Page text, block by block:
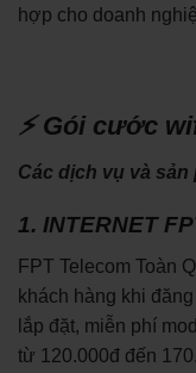
hợp cho doanh
⚡ Gói cước
Các dịch vụ và sản
1. INTERNET
FPT Telecom Toàn
khách hàng khi
lắp đặt, miễn phí
từ 120.000đ đến